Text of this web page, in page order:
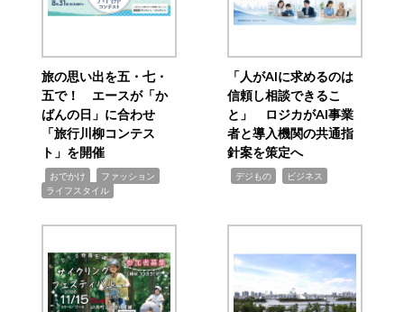
旅の思い出を五・七・
五で！ エースが「か
ばんの日」に合わせ
「旅行川柳コンテス
ト」を開催
おでかけ ファッション
ライフスタイル
「人がAIに求めるのは
信頼し相談できるこ
と」 ロジカがAI事業
者と導入機関の共通指
針案を策定へ
デジもの ビジネス